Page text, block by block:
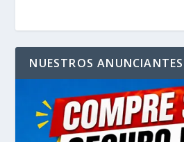
NUESTROS ANUNCIANTES